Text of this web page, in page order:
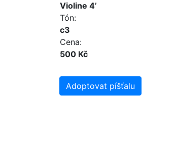
Violine 4’
Tón:
c3
Cena:
500 Kč
Adoptovat píšťalu